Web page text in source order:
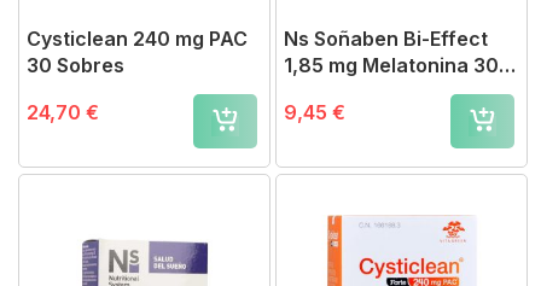
Cysticlean 240 mg PAC
30 Sobres
24,70 €
Ns Soñaben Bi-Effect
1,85 mg Melatonina 30
9,45 €